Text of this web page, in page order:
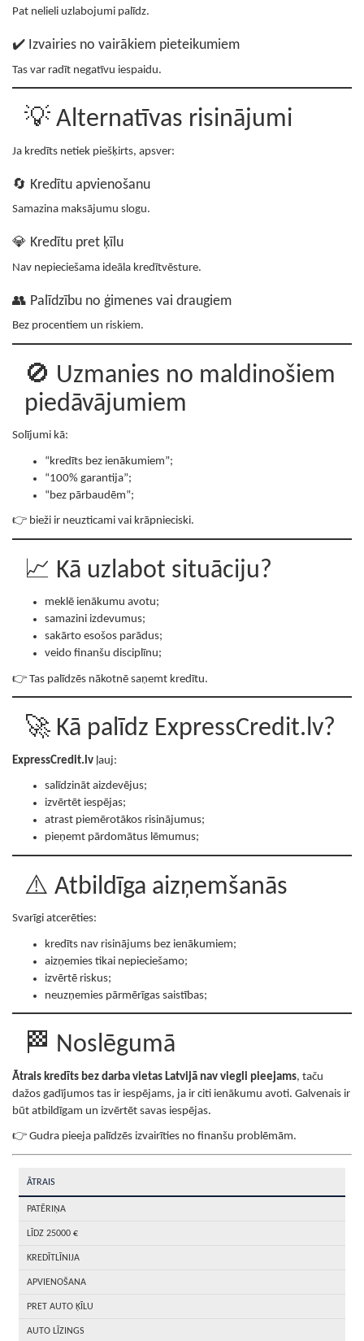
Pat nelieli uzlabojumi palīdz.
✔️ Izvairies no vairākiem pieteikumiem
Tas var radīt negatīvu iespaidu.
💡 Alternatīvas risinājumi
Ja kredīts netiek piešķirts, apsver:
🔄 Kredītu apvienošanu
Samazina maksājumu slogu.
💎 Kredītu pret ķīlu
Nav nepieciešama ideāla kredītvēsture.
👥 Palīdzību no ģimenes vai draugiem
Bez procentiem un riskiem.
🚫 Uzmanies no maldinošiem
piedāvājumiem
Solījumi kā:
“kredīts bez ienākumiem”;
“100% garantija”;
“bez pārbaudēm”;
👉 bieži ir neuzticami vai krāpnieciski.
📈 Kā uzlabot situāciju?
meklē ienākumu avotu;
samazini izdevumus;
sakārto esošos parādus;
veido finanšu disciplīnu;
👉 Tas palīdzēs nākotnē saņemt kredītu.
🚀 Kā palīdz ExpressCredit.lv?
ExpressCredit.lv ļauj:
salīdzināt aizdevējus;
izvērtēt iespējas;
atrast piemērotākos risinājumus;
pieņemt pārdomātus lēmumus;
⚠️ Atbildīga aizņemšanās
Svarīgi atcerēties:
kredīts nav risinājums bez ienākumiem;
aizņemies tikai nepieciešamo;
izvērtē riskus;
neuzņemies pārmērīgas saistības;
🏁 Noslēgumā
Ātrais kredīts bez darba vietas Latvijā nav viegli pieejams, taču
dažos gadījumos tas ir iespējams, ja ir citi ienākumu avoti. Galvenais ir
būt atbildīgam un izvērtēt savas iespējas.
👉 Gudra pieeja palīdzēs izvairīties no finanšu problēmām.
ĀTRAIS
PATĒRIŅA
LĪDZ 25000 €
KREDĪTLĪNIJA
APVIENOŠANA
PRET AUTO ĶĪLU
AUTO LĪZINGS